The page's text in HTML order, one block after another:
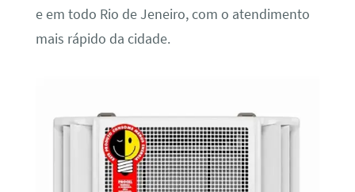
e em todo Rio de Jeneiro, com o atendimento
mais rápido da cidade.